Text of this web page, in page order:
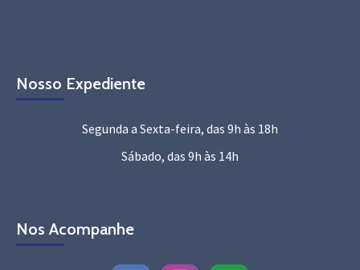
Nosso Expediente
Segunda a Sexta-feira, das 9h às 18h
Sábado, das 9h às 14h
Nos Acompanhe